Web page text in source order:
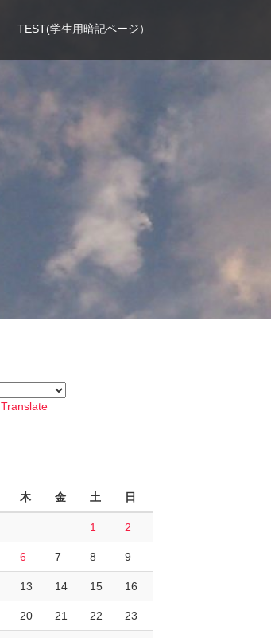
TEST(学生用暗記ページ）
Translate
木 金 土 日
1 2
6 7 8 9
13 14 15 16
20 21 22 23